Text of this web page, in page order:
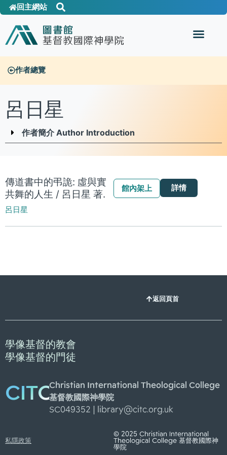
回主網站
作者總覽
呂日星
作者簡介 Author Introduction
傳道書中的弔詭: 虛與實
共舞的人生 / 呂日星 著.
呂日星
館內架上 詳情
返回頁首
學像基督的教會
學像基督的門徒
CITCChristian International Theological College
基督教國際神學院
SC049352 |
library@citc.org.uk
私隱政策
© 2025 Christian International
Theological College 基督教國際神
學院